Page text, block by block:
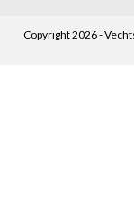
Copyright 2026 -